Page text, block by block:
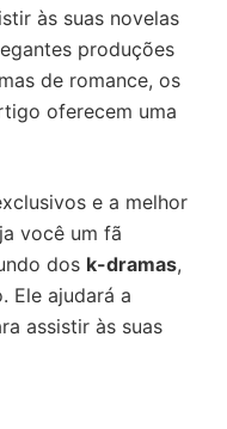
às suas novelas
produções
de romance, os
oferecem uma
e a melhor
você um fã
dos k-dramas,
Ele ajudará a
assistir às suas